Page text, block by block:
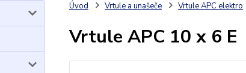
Úvod Vrtule a unašeče Vrtule APC elektro
Vrtule APC 10 x 6 E